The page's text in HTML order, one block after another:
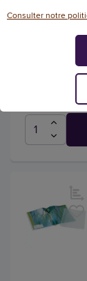
Consulter notre